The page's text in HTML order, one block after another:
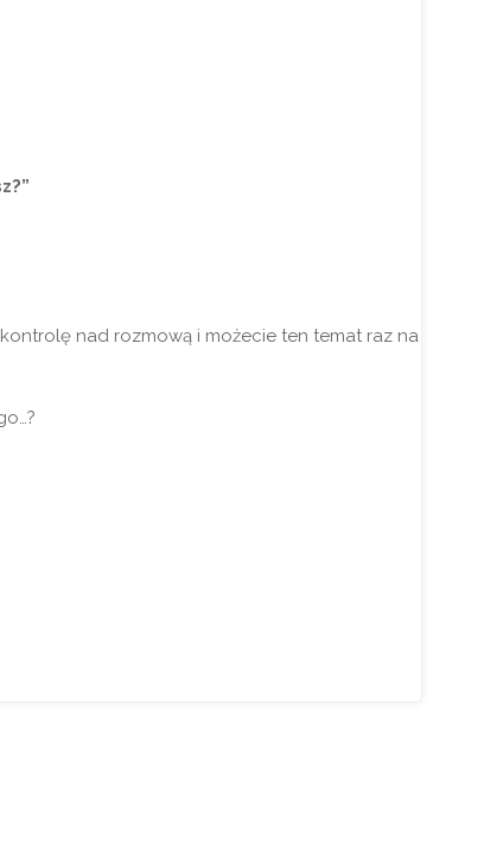
nad rozmową i możecie ten temat raz na